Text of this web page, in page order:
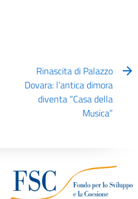
Rinascita di Palazzo
Dovara: l’antica dimora
diventa “Casa della
Musica”